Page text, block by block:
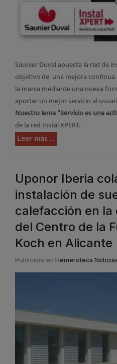
Saunier Duval apuesta la red de
objetivo de una mejora continua
la marca mediante una nueva
aportar un mejor servicio al
Nuestro lema "Servicio es una
de la red Instal XPERT.
Leer más ...
Uponor Iberia
instalación de
calefacción en
del Centro de la
Koch en Alicante
Publicado en Hemeroteca